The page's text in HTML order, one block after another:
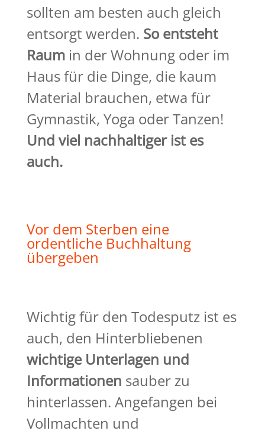
sollten am besten auch gleich
entsorgt werden. So entsteht
Raumin der Wohnung oder im
Haus für die Dinge, die kaum
Material brauchen, etwa für
Gymnastik, Yoga oder Tanzen!
Und viel nachhaltiger ist es
auch.
Vor dem Sterben eine
ordentliche Buchhaltung
übergeben
Wichtig für den Todesputz ist es
auch, den Hinterbliebenen
wichtige Unterlagen und
Informationen sauber zu
hinterlassen. Angefangen bei
Vollmachten und